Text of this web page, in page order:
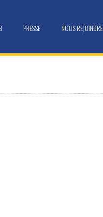
PRESSE NOUS REJOINDRE